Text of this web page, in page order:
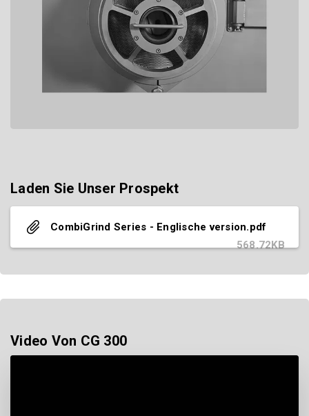
Laden Sie Unser Prospekt
CombiGrind Series - Englische version.pdf
568.72KB
Video Von CG 300